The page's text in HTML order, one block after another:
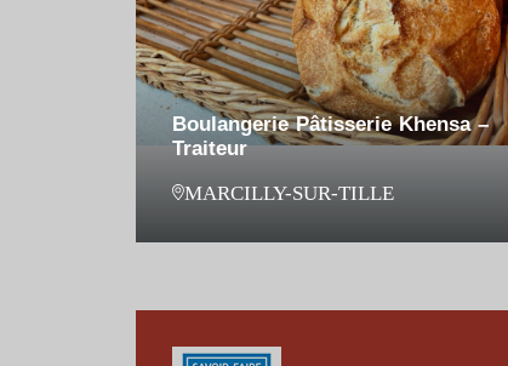
Boulangerie Pâtisserie Khensa –
Traiteur
MARCILLY-SUR-TILLE